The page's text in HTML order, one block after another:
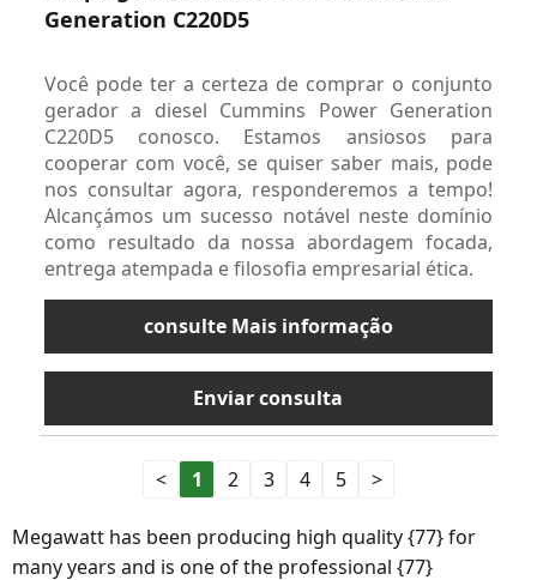
Generation C220D5
Você pode ter a certeza de comprar o conjunto
gerador a diesel Cummins Power Generation
C220D5 conosco. Estamos ansiosos para
cooperar com você, se quiser saber mais, pode
nos consultar agora, responderemos a tempo!
Alcançámos um sucesso notável neste domínio
como resultado da nossa abordagem focada,
entrega atempada e filosofia empresarial ética.
consulte Mais informação
Enviar consulta
< 1 2 3 4 5 >
Megawatt has been producing high quality {77} for
many years and is one of the professional {77}